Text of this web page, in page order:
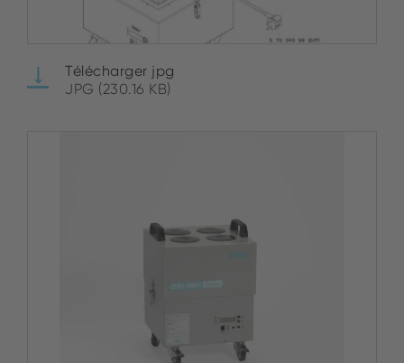
Télécharger jpg
JPG (230.16 KB)